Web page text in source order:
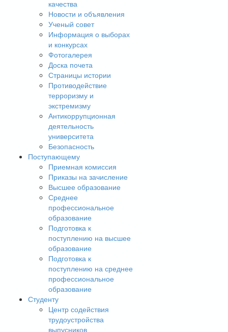
качества
Новости и объявления
Ученый совет
Информация о выборах
и конкурсах
Фотогалерея
Доска почета
Страницы истории
Противодействие
терроризму и
экстремизму
Антикоррупционная
деятельность
университета
Безопасность
Поступающему
Приемная комиссия
Приказы на зачисление
Высшее образование
Среднее
профессиональное
образование
Подготовка к
поступлению на высшее
образование
Подготовка к
поступлению на среднее
профессиональное
образование
Студенту
Центр содействия
трудоустройства
выпусников